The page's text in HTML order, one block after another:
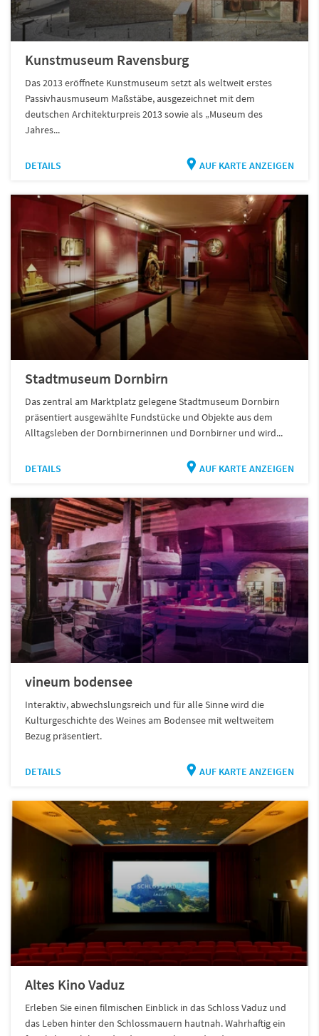
Kunstmuseum Ravensburg
Das 2013 eröffnete Kunstmuseum setzt als weltweit erstes
Passivhausmuseum Maßstäbe, ausgezeichnet mit dem
deutschen Architekturpreis 2013 sowie als „Museum des
Jahres...
DETAILS AUF KARTE ANZEIGEN
Stadtmuseum Dornbirn
Das zentral am Marktplatz gelegene Stadtmuseum Dornbirn
präsentiert ausgewählte Fundstücke und Objekte aus dem
Alltagsleben der Dornbirnerinnen und Dornbirner und wird...
DETAILS AUF KARTE ANZEIGEN
vineum bodensee
Interaktiv, abwechslungsreich und für alle Sinne wird die
Kulturgeschichte des Weines am Bodensee mit weltweitem
Bezug präsentiert.
DETAILS AUF KARTE ANZEIGEN
Altes Kino Vaduz
Erleben Sie einen filmischen Einblick in das Schloss Vaduz und
das Leben hinter den Schlossmauern hautnah. Wahrhaftig ein